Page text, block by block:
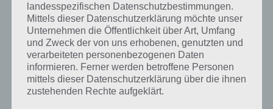
Kurze Begriffserklärung zur Lösung
Scooter
landesspezifischen Datenschutzbestimmungen.
Mittels dieser Datenschutzerklärung möchte unser
Unternehmen die Öffentlichkeit über Art, Umfang
und Zweck der von uns erhobenen, genutzten und
verarbeiteten personenbezogenen Daten
informieren. Ferner werden betroffene Personen
mittels dieser Datenschutzerklärung über die ihnen
zustehenden Rechte aufgeklärt.